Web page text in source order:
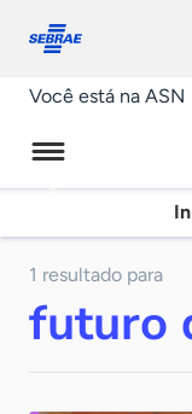
conosco
Você está na ASN
1 resultado para
futuro